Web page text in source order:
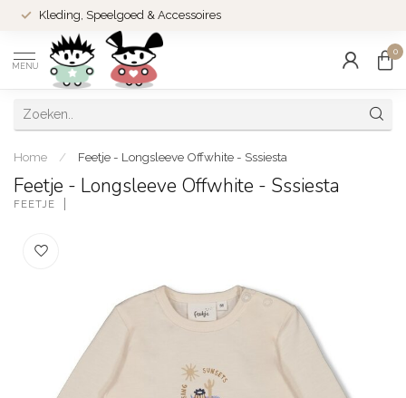
Kleding, Speelgoed & Accessoires
MENU
0
Home / Feetje - Longsleeve Offwhite - Sssiesta
Feetje - Longsleeve Offwhite - Sssiesta
FEETJE